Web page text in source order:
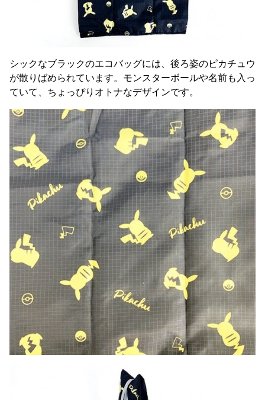
シックなブラックのエコバッグには、後ろ姿のピカチュウ
が散りばめられています。モンスターボールや名前も入っ
ていて、ちょっぴりオトナなデザインです。